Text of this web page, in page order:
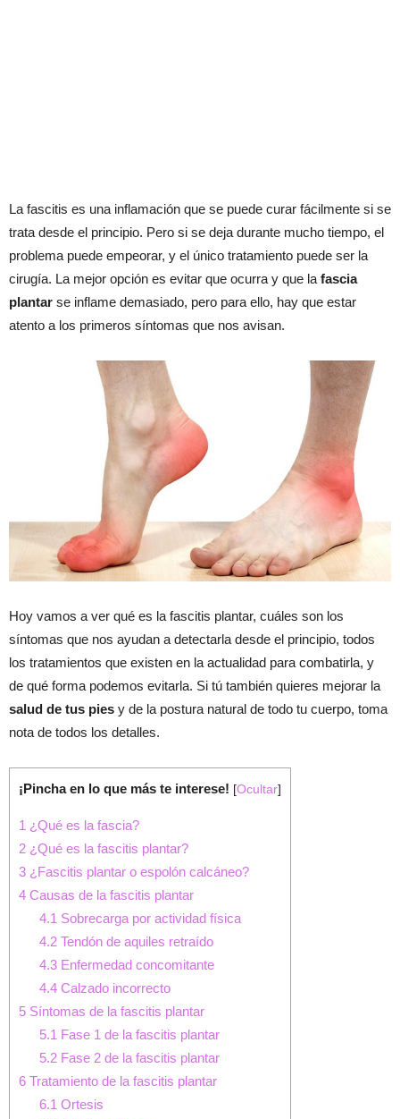
La fascitis es una inflamación que se puede curar fácilmente si se
trata desde el principio. Pero si se deja durante mucho tiempo, el
problema puede empeorar, y el único tratamiento puede ser la
cirugía. La mejor opción es evitar que ocurra y que la fascia
plantar se inflame demasiado, pero para ello, hay que estar
atento a los primeros síntomas que nos avisan.
Hoy vamos a ver qué es la fascitis plantar, cuáles son los
síntomas que nos ayudan a detectarla desde el principio, todos
los tratamientos que existen en la actualidad para combatirla, y
de qué forma podemos evitarla. Si tú también quieres mejorar la
salud de tus pies y de la postura natural de todo tu cuerpo, toma
nota de todos los detalles.
¡Pincha en lo que más te interese! [Ocultar]
1 ¿Qué es la fascia?
2 ¿Qué es la fascitis plantar?
3 ¿Fascitis plantar o espolón calcáneo?
4 Causas de la fascitis plantar
4.1Sobrecarga por actividad física
4.2Tendón de aquiles retraído
4.3Enfermedad concomitante
4.4Calzado incorrecto
5 Síntomas de la fascitis plantar
5.1Fase 1 de la fascitis plantar
5.2Fase 2 de la fascitis plantar
6 Tratamiento de la fascitis plantar
6.1Ortesis